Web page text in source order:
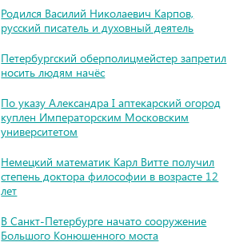
Родился Василий Николаевич Карпов,
русский писатель и духовный деятель
Петербургский оберполицмейстер запретил
носить людям начёс
По указу Александра I аптекарский огород
куплен Императорским Московским
университетом
Немецкий математик Карл Витте получил
степень доктора философии в возрасте 12
лет
В Санкт-Петербурге начато сооружение
Большого Kонюшенного моста